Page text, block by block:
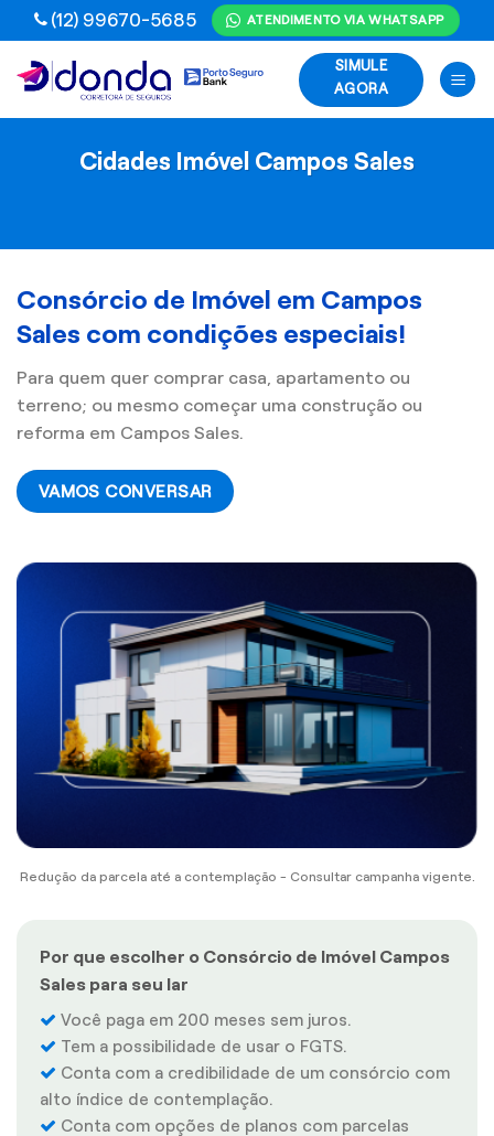
Skip
to
content
(12) 99670-5685 ATENDIMENTO VIA WHATSAPP
SIMULE
AGORA
Cidades Imóvel Campos Sales
Consórcio de Imóvel em Campos
Sales com condições especiais!
Para quem quer comprar casa, apartamento ou
terreno; ou mesmo começar uma construção ou
reforma em Campos Sales.
VAMOS CONVERSAR
Redução da parcela até a contemplação - Consultar campanha vigente.
Por que escolher o Consórcio de Imóvel Campos
Sales para seu lar
Você paga em 200 meses sem juros.
Tem a possibilidade de usar o FGTS.
Conta com a credibilidade de um consórcio com
alto índice de contemplação.
Conta com opções de planos com parcelas